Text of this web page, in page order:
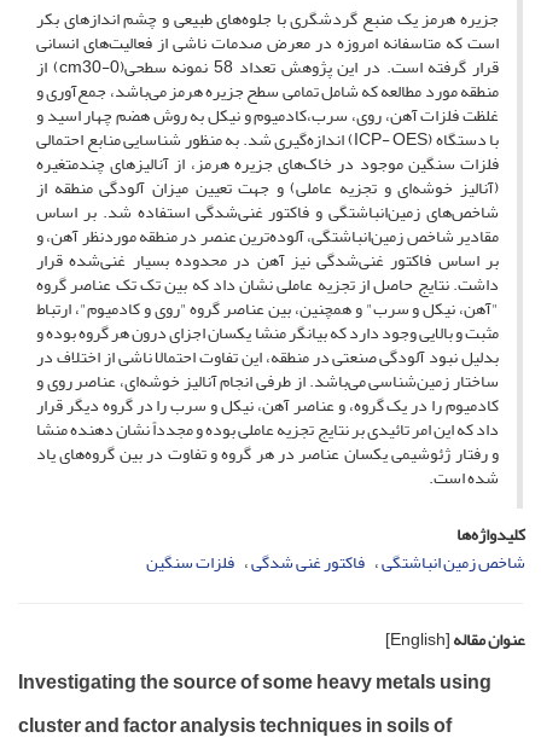
جزیره هرمز یک منبع گردشگری با جلوه‌های طبیعی و چشم اندازهای بکر
است که متاسفانه امروزه در معرض صدمات ناشی از فعالیت‌های انسانی
قرار گرفته است. در این پژوهش تعداد 58 نمونه سطحی(cm30-0) از
منطقه مورد مطالعه که شامل تمامی سطح جزیره هرمز می‌باشد، جمع‌آوری و
غلظت فلزات آهن، روی، سرب،کادمیوم و نیکل به روش هضم چهار اسید و
با دستگاه (ICP- OES) اندازه‌گیری شد. به منظور شناسایی منابع احتمالی
فلزات سنگین موجود در خاک‌های جزیره هرمز، از آنالیزهای چندمتغیره
(آنالیز خوشه‌ای و تجزیه عاملی) و جهت تعیین میزان آلودگی منطقه از
شاخص‌های زمین‌انباشتگی و فاکتور غنی‌شدگی استفاده شد. بر اساس
مقادیر شاخص زمین‌انباشتگی، آلوده‌ترین عنصر در منطقه موردنظر آهن، و
بر اساس فاکتور غنی‌شدگی نیز آهن در محدوده بسیار غنی‌شده قرار
داشت. نتایج حاصل از تجزیه عاملی نشان داد که بین تک تک عناصر گروه
"آهن، نیکل و سرب" و همچنین، بین عناصر گروه "روی و کادمیوم"، ارتباط
مثبت و بالایی وجود دارد که بیانگر منشا یکسان اجزای درون هر گروه بوده و
بدلیل نبود آلودگی صنعتی در منطقه، این تفاوت احتمالا ناشی از اختلاف در
ساختار زمین‌شناسی می‌باشد. از طرفی انجام آنالیز خوشه‌ای، عناصر روی و
کادمیوم را در یک گروه، و عناصر آهن، نیکل و سرب را در گروه دیگر قرار
داد که این امر تائیدی بر نتایج تجزیه عاملی بوده و مجدداً نشان دهنده منشا
و رفتار ژئوشیمی یکسان عناصر در هر گروه و تفاوت در بین گروه‌های یاد
شده است.
کلیدواژه‌ها
شاخص زمین انباشتگی فاکتور غنی شدگی فلزات سنگین
عنوان مقاله[English]
Investigating the source of some heavy metals using
cluster and factor analysis techniques in soils of